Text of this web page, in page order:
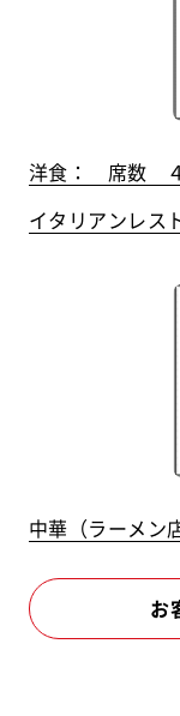
洋食： 席数
イタリアンレ
中華（ラーメ
お